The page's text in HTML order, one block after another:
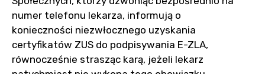
numer telefonu lekarza, informują o
konieczności niezwłocznego uzyskania
certyfikatów ZUS do podpisywania E-ZLA,
równocześnie strasząc karą, jeżeli lekarz